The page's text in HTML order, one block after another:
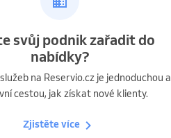
svůj podnik zařadit do
nabídky?
na Reservio.cz je jednoduchou a
cestou, jak získat nové klienty.
Zjistěte více